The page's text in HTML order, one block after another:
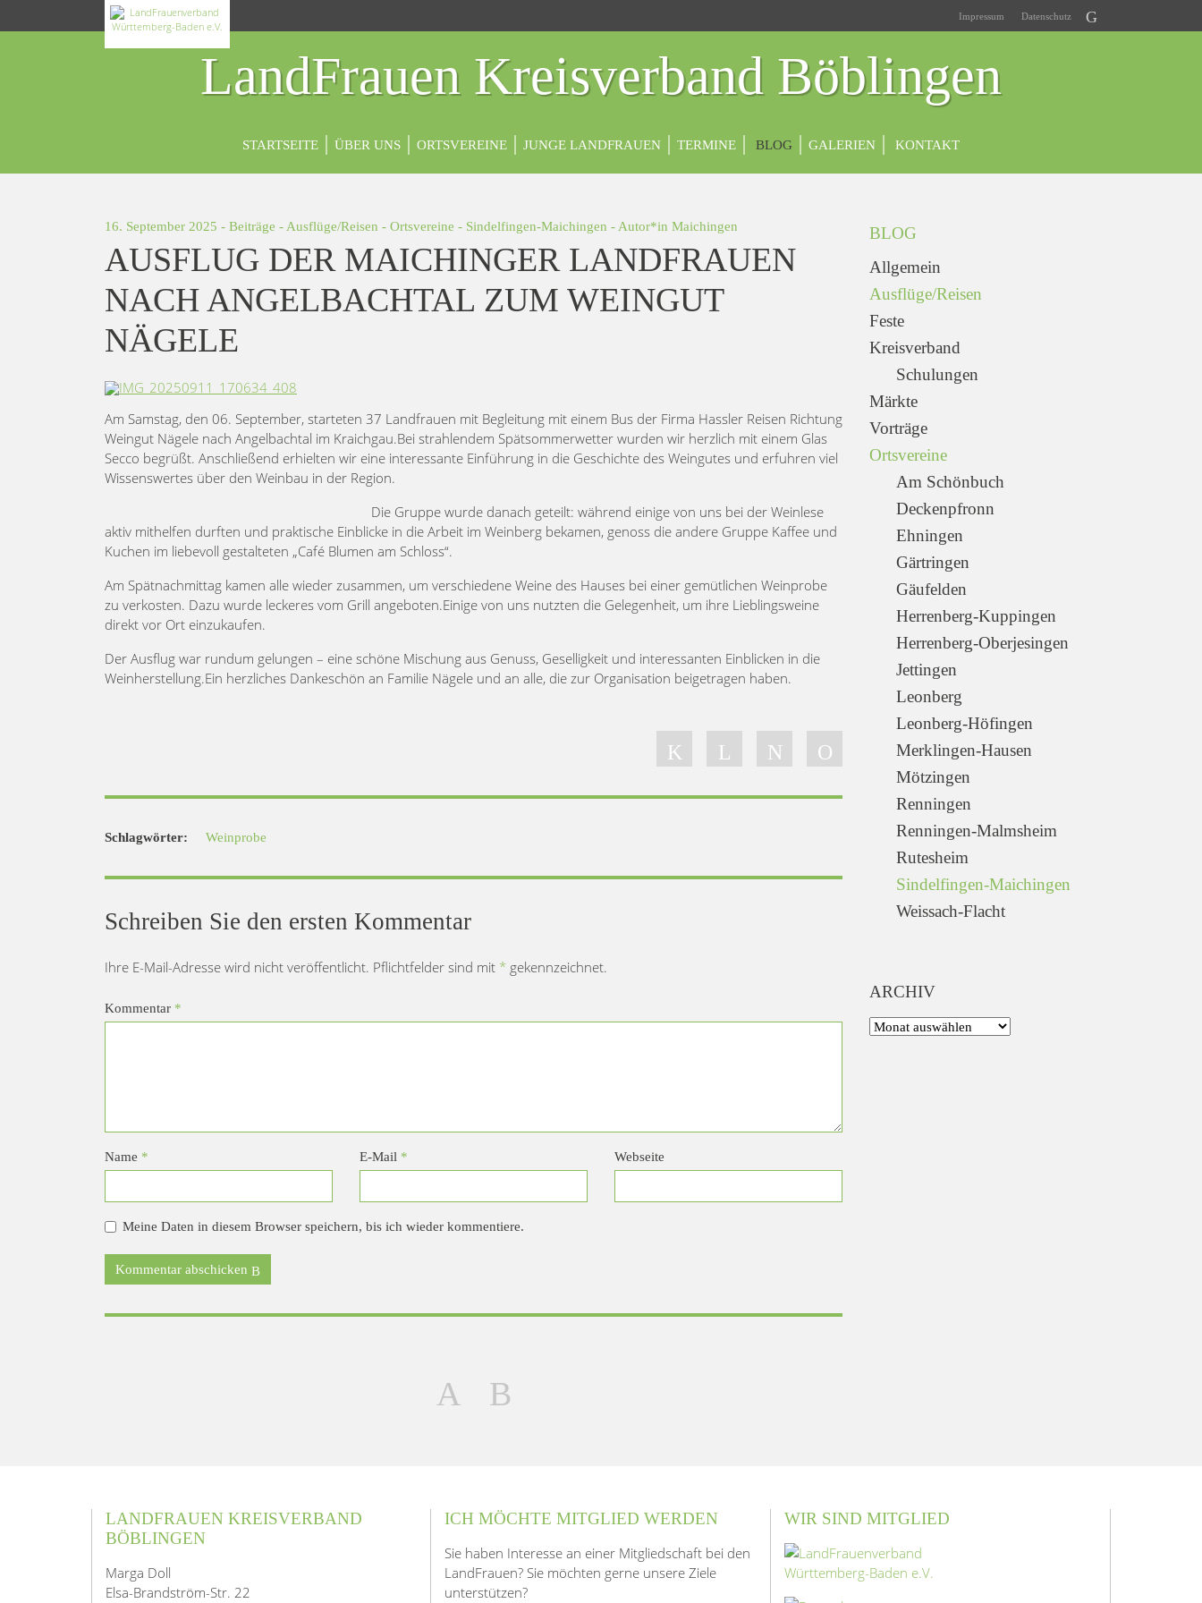
Impressum Datenschutz
LandFrauen Kreisverband Böblingen
STARTSEITE ÜBER UNS ORTSVEREINE JUNGE LANDFRAUEN TERMINE BLOG GALERIEN KONTAKT
16. September 2025 - Beiträge - Ausflüge/Reisen - Ortsvereine - Sindelfingen-Maichingen - Autor*in Maichingen
AUSFLUG DER MAICHINGER LANDFRAUEN
NACH ANGELBACHTAL ZUM WEINGUT
NÄGELE
Am Samstag, den 06. September, starteten 37 Landfrauen mit Begleitung mit einem Bus der Firma Hassler Reisen Richtung
Weingut Nägele nach Angelbachtal im Kraichgau.Bei strahlendem Spätsommerwetter wurden wir herzlich mit einem Glas
Secco begrüßt. Anschließend erhielten wir eine interessante Einführung in die Geschichte des Weingutes und erfuhren viel
Wissenswertes über den Weinbau in der Region.
Die Gruppe wurde danach geteilt: während einige von uns bei der Weinlese
aktiv mithelfen durften und praktische Einblicke in die Arbeit im Weinberg bekamen, genoss die andere Gruppe Kaffee und
Kuchen im liebevoll gestalteten „Café Blumen am Schloss“.
Am Spätnachmittag kamen alle wieder zusammen, um verschiedene Weine des Hauses bei einer gemütlichen Weinprobe
zu verkosten. Dazu wurde leckeres vom Grill angeboten.Einige von uns nutzten die Gelegenheit, um ihre Lieblingsweine
direkt vor Ort einzukaufen.
Der Ausflug war rundum gelungen – eine schöne Mischung aus Genuss, Geselligkeit und interessanten Einblicken in die
Weinherstellung.Ein herzliches Dankeschön an Familie Nägele und an alle, die zur Organisation beigetragen haben.
Schlagwörter: Weinprobe
Schreiben Sie den ersten Kommentar
Ihre E-Mail-Adresse wird nicht veröffentlicht. Pflichtfelder sind mit * gekennzeichnet.
Kommentar *
Name * E-Mail * Webseite
Meine Daten in diesem Browser speichern, bis ich wieder kommentiere.
Kommentar abschicken
BLOG
Allgemein
Ausflüge/Reisen
Feste
Kreisverband
Schulungen
Märkte
Vorträge
Ortsvereine
Am Schönbuch
Deckenpfronn
Ehningen
Gärtringen
Gäufelden
Herrenberg-Kuppingen
Herrenberg-Oberjesingen
Jettingen
Leonberg
Leonberg-Höfingen
Merklingen-Hausen
Mötzingen
Renningen
Renningen-Malmsheim
Rutesheim
Sindelfingen-Maichingen
Weissach-Flacht
ARCHIV
LANDFRAUEN KREISVERBAND
BÖBLINGEN
Marga Doll
Elsa-Brandström-Str. 22
ICH MÖCHTE MITGLIED WERDEN
Sie haben Interesse an einer Mitgliedschaft bei den
LandFrauen? Sie möchten gerne unsere Ziele
unterstützen?
WIR SIND MITGLIED